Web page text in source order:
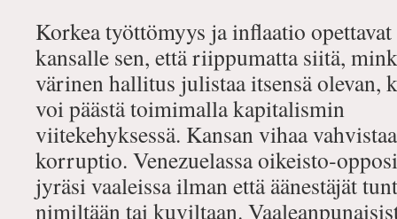
Korkea työttömyys ja inflaatio
kansalle sen, että riippumatta siitä,
värinen hallitus julistaa itsensä
voi päästä toimimalla kapitalismin
viitekehyksessä. Kansan vihaa
korruptio. Venezuelassa
jyräsi vaaleissa ilman että äänestäjät
nimiltään tai kuviltaan.